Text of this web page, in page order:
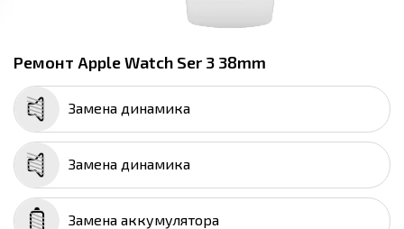
Ремонт Apple Watch Ser 3 38mm
Замена динамика
Замена динамика
Замена аккумулятора